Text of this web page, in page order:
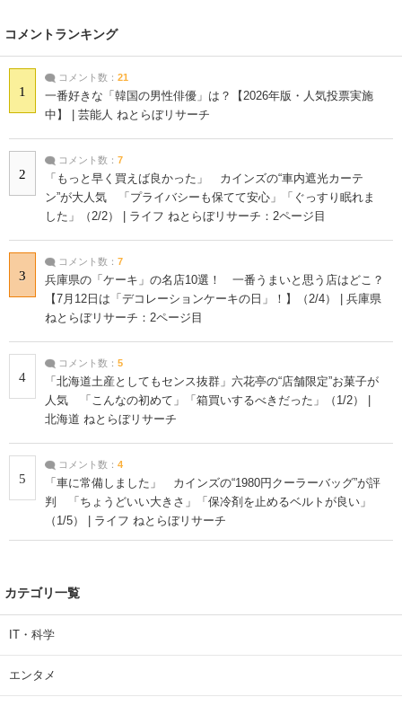
コメントランキング
1
コメント数： 21
一番好きな「韓国の男性俳優」は？【2026年版・人気投票実施
中】 | 芸能人 ねとらぼリサーチ
2
コメント数： 7
「もっと早く買えば良かった」 カインズの“車内遮光カーテ
ン”が大人気 「プライバシーも保てて安心」「ぐっすり眠れま
した」（2/2） | ライフ ねとらぼリサーチ：2ページ目
3
コメント数： 7
兵庫県の「ケーキ」の名店10選！ 一番うまいと思う店はどこ？
【7月12日は「デコレーションケーキの日」！】（2/4） | 兵庫県
ねとらぼリサーチ：2ページ目
4
コメント数： 5
「北海道土産としてもセンス抜群」六花亭の“店舗限定”お菓子が
人気 「こんなの初めて」「箱買いするべきだった」（1/2） |
北海道 ねとらぼリサーチ
5
コメント数： 4
「車に常備しました」 カインズの“1980円クーラーバッグ”が評
判 「ちょうどいい大きさ」「保冷剤を止めるベルトが良い」
（1/5） | ライフ ねとらぼリサーチ
カテゴリ一覧
IT・科学
エンタメ